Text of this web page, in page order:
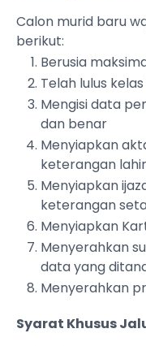
Calon murid baru
berikut:
Berusia
Telah lulus
Mengisi data
dan benar
Menyiapkan
keterangan
Menyiapkan
keterangan
Menyiapkan
Menyerahkan
data yang
Menyerahkan
Syarat Khusus